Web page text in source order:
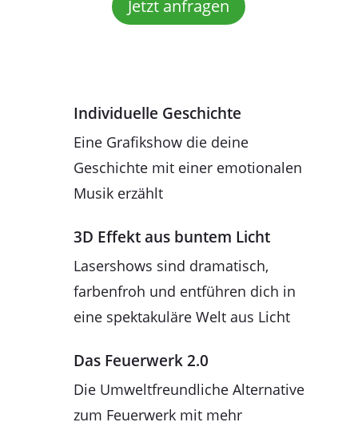
Jetzt anfragen
Individuelle Geschichte
Eine Grafikshow die deine
Geschichte mit einer emotionalen
Musik erzählt
3D Effekt aus buntem Licht
Lasershows sind dramatisch,
farbenfroh und entführen dich in
eine spektakuläre Welt aus Licht
Das Feuerwerk 2.0
Die Umweltfreundliche Alternative
zum Feuerwerk mit mehr